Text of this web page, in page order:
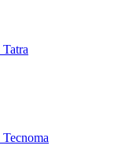
Tecnoma